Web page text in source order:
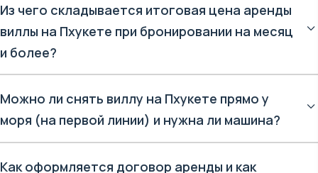
Из чего складывается итоговая цена аренды
виллы на Пхукете при бронировании на месяц
и более?
При долгосрочной аренде (от 1 месяца) базовая стоимость
суток всегда ниже, но в прайс редко включаются
коммунальные платежи. На Пхукете арендатор отдельно
оплачивает расход электричества (в среднем 5–7 бат за кВт) и
воды по счетчикам резиденции. Также уточняйте у
Можно ли снять виллу на Пхукете прямо у
моря (на первой линии) и нужна ли машина?
На Пхукете концепция «вилла прямо на песке» — редкость
Как оформляется договор аренды и как